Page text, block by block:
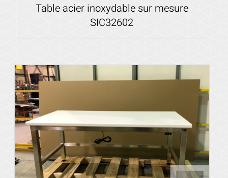
Table acier inoxydable sur mesure
SIC32602